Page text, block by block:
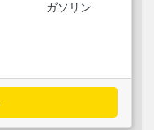
ガソリン